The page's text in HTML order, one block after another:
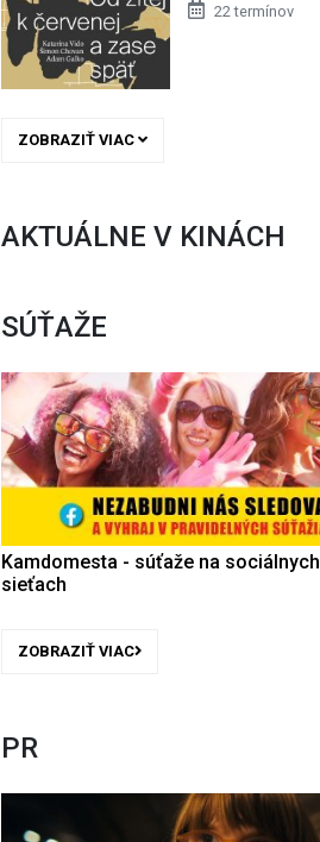
22 termínov
ZOBRAZIŤ VIAC
AKTUÁLNE V KINÁCH
SÚŤAŽE
Kamdomesta - súťaže na sociálnych
sieťach
ZOBRAZIŤ VIAC
PR